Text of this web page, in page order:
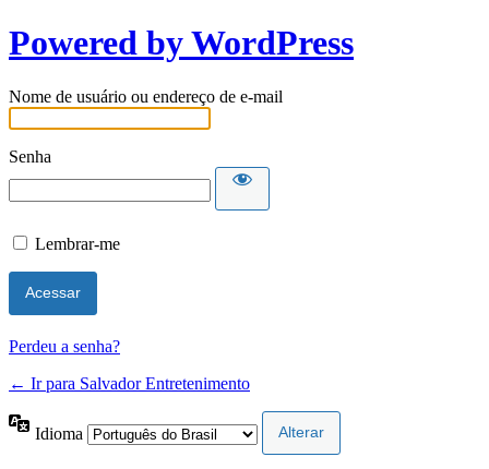
Powered by WordPress
Nome de usuário ou endereço de e-mail
Senha
Lembrar-me
Perdeu a senha?
← Ir para Salvador Entretenimento
Idioma